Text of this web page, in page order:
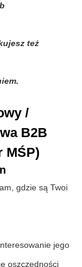
też
/
B2B
MŚP)
gdzie są Twoi
jego
oszczędności